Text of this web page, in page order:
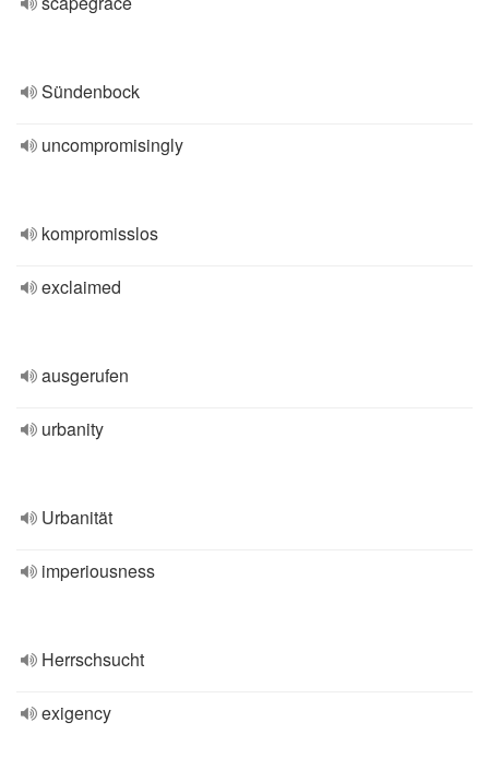
Sündenbock
uncompromisingly
kompromisslos
exclaimed
ausgerufen
urbanity
Urbanität
imperiousness
Herrschsucht
exigency